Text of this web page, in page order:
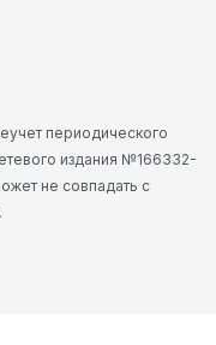
периодического
издания №166332-
не совпадать с